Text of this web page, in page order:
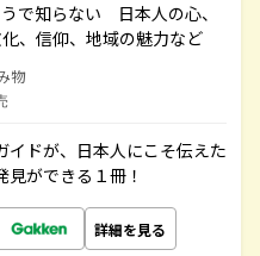
で知らない 日本人の心、
、信仰、地域の魅力など
物
イドが、日本人にこそ伝えた
ができる１冊！
詳細を見る